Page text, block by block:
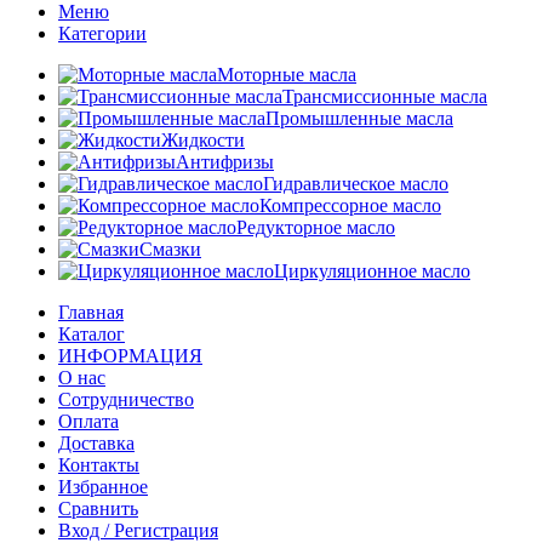
Меню
Категории
Моторные масла
Трансмиссионные масла
Промышленные масла
Жидкости
Антифризы
Гидравлическое масло
Компрессорное масло
Редукторное масло
Смазки
Циркуляционное масло
Главная
Каталог
ИНФОРМАЦИЯ
О нас
Сотрудничество
Оплата
Доставка
Контакты
Избранное
Сравнить
Вход / Регистрация